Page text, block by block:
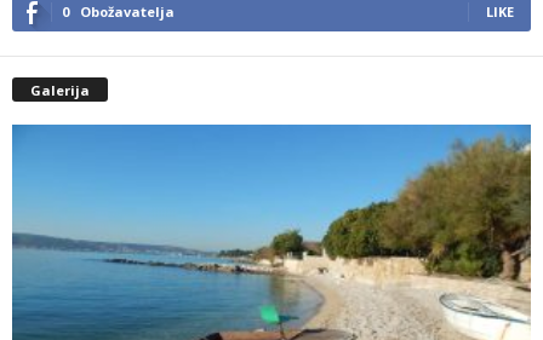
0 Obožavatelja LIKE
Galerija